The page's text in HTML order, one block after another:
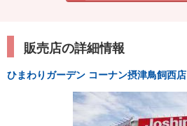
販売店の詳細情報
ひまわりガーデン コーナン摂津鳥飼西店